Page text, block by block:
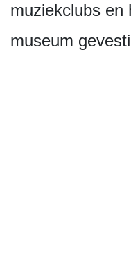
muziekclubs en
museum